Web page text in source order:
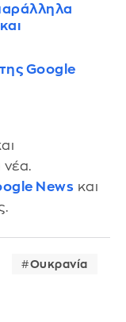
Google
νέα.
News και
Ουκρανία